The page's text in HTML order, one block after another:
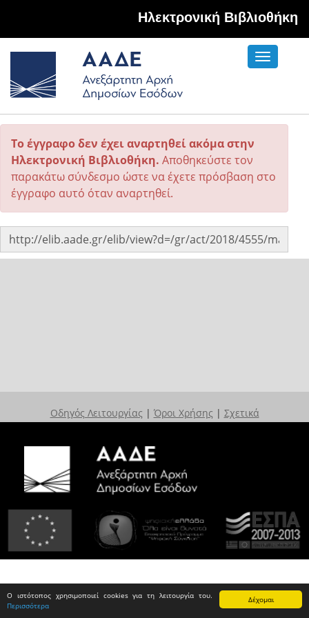
Δέχομαι
Ο ιστότοπος χρησιμοποιεί cookies για τη λειτουργία του.
Περισσότερα
Hλεκτρονική Βιβλιοθήκη
Toggle
Το έγγραφο δεν έχει αναρτηθεί ακόμα στην
Ηλεκτρονική Βιβλιοθήκη. Αποθηκεύστε τον
παρακάτω σύνδεσμο ώστε να έχετε πρόσβαση στο
έγγραφο αυτό όταν αναρτηθεί.
Οδηγός Λειτουργίας | Όροι Χρήσης | Σχετικά